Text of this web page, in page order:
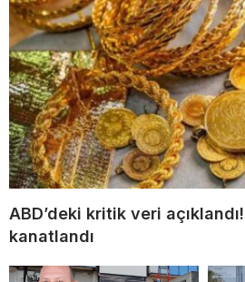
ABD’deki kritik veri
kanatlandı